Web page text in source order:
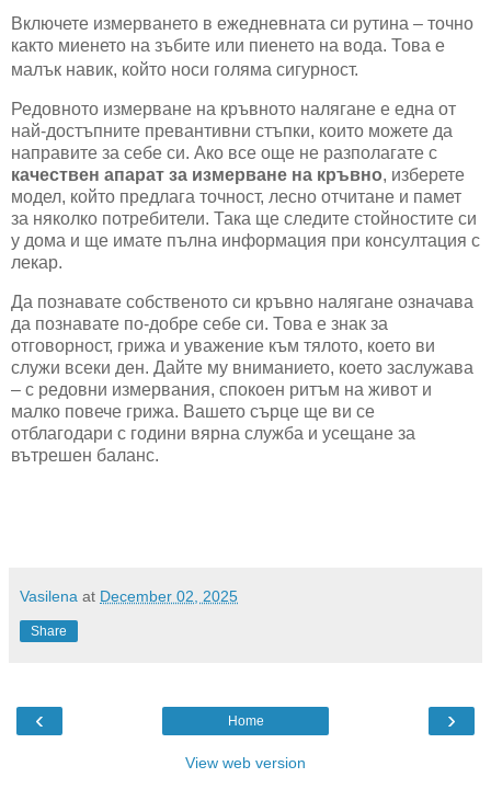
Включете измерването в ежедневната си рутина – точно
както миенето на зъбите или пиенето на вода. Това е
малък навик, който носи голяма сигурност.
Редовното измерване на кръвното налягане е една от
най-достъпните превантивни стъпки, които можете да
направите за себе си. Ако все още не разполагате с
качествен апарат за измерване на кръвно, изберете
модел, който предлага точност, лесно отчитане и памет
за няколко потребители. Така ще следите стойностите си
у дома и ще имате пълна информация при консултация с
лекар.
Да познавате собственото си кръвно налягане означава
да познавате по-добре себе си. Това е знак за
отговорност, грижа и уважение към тялото, което ви
служи всеки ден. Дайте му вниманието, което заслужава
– с редовни измервания, спокоен ритъм на живот и
малко повече грижа. Вашето сърце ще ви се
отблагодари с години вярна служба и усещане за
вътрешен баланс.
Vasilena at December 02, 2025
Share
‹ ›
Home
View web version